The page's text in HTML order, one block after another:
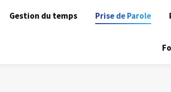
Gestion du temps Prise de Parole